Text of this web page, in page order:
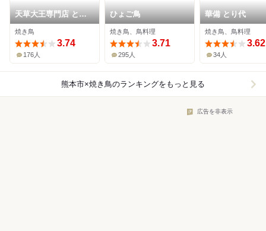
天草大王専門店 とさ
か
焼き鳥
3.74
176人
ひょご鳥
焼き鳥、鳥料理
3.71
295人
華備 とり代
焼き鳥、鳥料理
3.62
34人
熊本市×焼き鳥のランキングをもっと見る
広告を非表示